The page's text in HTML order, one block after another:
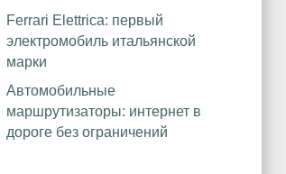
Ferrari Elettrica: первый
электромобиль итальянской
марки
Автомобильные
маршрутизаторы: интернет в
дороге без ограничений